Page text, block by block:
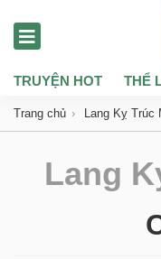
TRUYỆN HOT THỂ
Trang chủ Lang Kỵ Trúc
Lang